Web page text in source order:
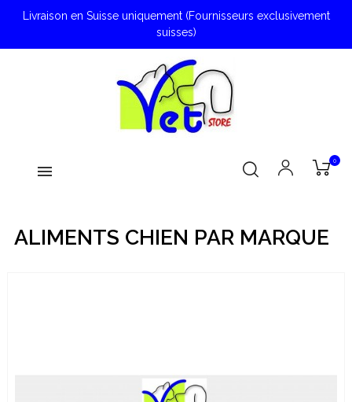
Livraison en Suisse uniquement (Fournisseurs exclusivement
suisses)
0
ALIMENTS CHIEN PAR MARQUE